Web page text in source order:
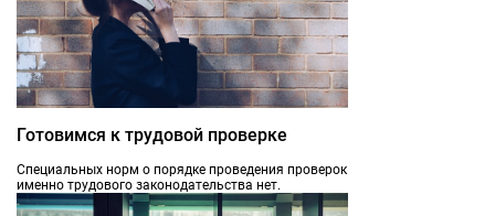
Готовимся к трудовой проверке
Специальных норм о порядке проведения проверок
именно трудового законодательства нет.